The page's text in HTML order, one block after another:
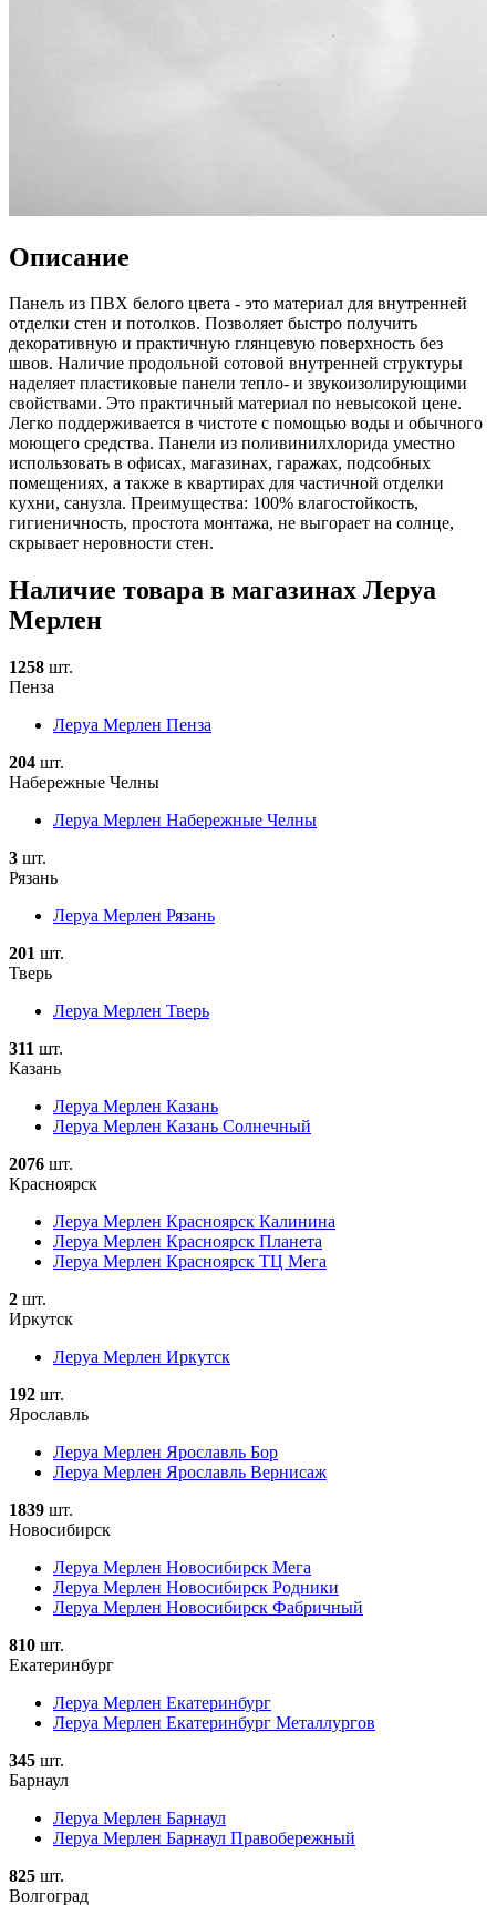
Описание
Панель из ПВХ белого цвета - это материал для внутренней
отделки стен и потолков. Позволяет быстро получить
декоративную и практичную глянцевую поверхность без
швов. Наличие продольной сотовой внутренней структуры
наделяет пластиковые панели тепло- и звукоизолирующими
свойствами. Это практичный материал по невысокой цене.
Легко поддерживается в чистоте с помощью воды и обычного
моющего средства. Панели из поливинилхлорида уместно
использовать в офисах, магазинах, гаражах, подсобных
помещениях, а также в квартирах для частичной отделки
кухни, санузла. Преимущества: 100% влагостойкость,
гигиеничность, простота монтажа, не выгорает на солнце,
скрывает неровности стен.
Наличие товара в магазинах Леруа
Мерлен
1258 шт.
Пенза
Леруа Мерлен Пенза
204 шт.
Набережные Челны
Леруа Мерлен Набережные Челны
3 шт.
Рязань
Леруа Мерлен Рязань
201 шт.
Тверь
Леруа Мерлен Тверь
311 шт.
Казань
Леруа Мерлен Казань
Леруа Мерлен Казань Солнечный
2076 шт.
Красноярск
Леруа Мерлен Красноярск Калинина
Леруа Мерлен Красноярск Планета
Леруа Мерлен Красноярск ТЦ Мега
2 шт.
Иркутск
Леруа Мерлен Иркутск
192 шт.
Ярославль
Леруа Мерлен Ярославль Бор
Леруа Мерлен Ярославль Вернисаж
1839 шт.
Новосибирск
Леруа Мерлен Новосибирск Мега
Леруа Мерлен Новосибирск Родники
Леруа Мерлен Новосибирск Фабричный
810 шт.
Екатеринбург
Леруа Мерлен Екатеринбург
Леруа Мерлен Екатеринбург Металлургов
345 шт.
Барнаул
Леруа Мерлен Барнаул
Леруа Мерлен Барнаул Правобережный
825 шт.
Волгоград